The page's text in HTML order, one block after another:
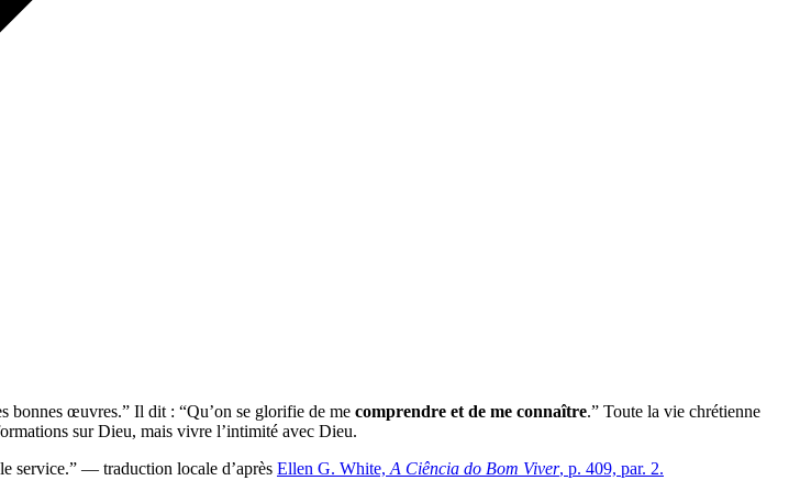
bonnes œuvres.” Il dit : “Qu’on se glorifie de me comprendre et de me connaître.” Toute la vie chrétienne
sur Dieu, mais vivre l’intimité avec Dieu.
service.” — traduction locale d’après Ellen G. White, A Ciência do Bom Viver, p. 409, par. 2.